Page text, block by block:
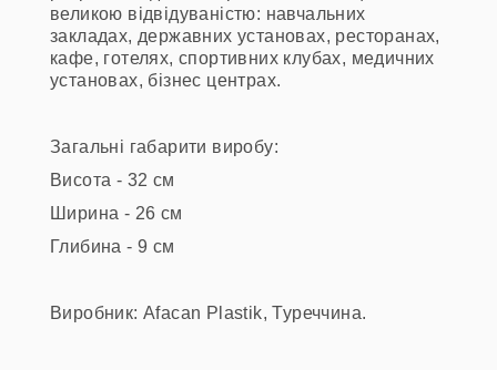
великою відвідуваністю: навчальних
закладах, державних установах, ресторанах,
кафе, готелях, спортивних клубах, медичних
установах, бізнес центрах.
Загальні габарити виробу:
Висота - 32 см
Ширина - 26 см
Глибина - 9 см
Виробник: Afacan Plastik, Туреччина.